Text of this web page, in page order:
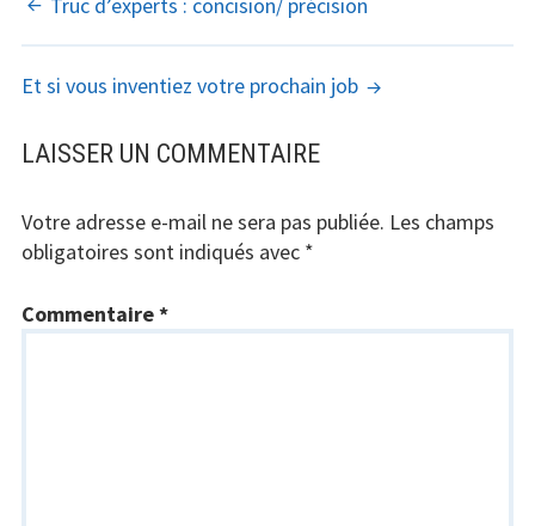
NAVIGATION
DES
ARTICLES
Et si vous inventiez votre prochain job
LAISSER UN COMMENTAIRE
Votre adresse e-mail ne sera pas publiée. Les champs
obligatoires sont indiqués avec *
Commentaire*